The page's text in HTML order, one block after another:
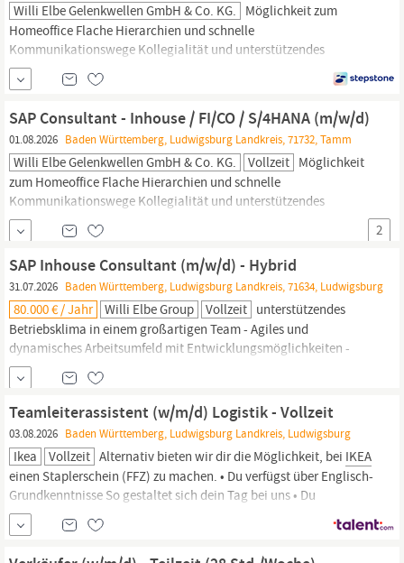
Willi Elbe Gelenkwellen GmbH & Co. KG. Möglichkeit zum
Homeoffice Flache Hierarchien und schnelle
Kommunikationswege Kollegialität und unterstützendes
Betriebsklima in einem großartigen Team Agiles und
dynamisches Arbeitsumfeld mit Entwicklungsmöglichkeiten
Attraktiver Standort in direkter Nähe zur Autobahn sowie zum
Breuningerland Ludwigsburg und IKEAModerne Arbeitsorte
und...
SAP Consultant - Inhouse / FI/CO / S/4HANA (m/w/d)
01.08.2026 Baden Württemberg, Ludwigsburg Landkreis, 71732, Tamm
Willi Elbe Gelenkwellen GmbH & Co. KG. Vollzeit Möglichkeit
zum Homeoffice Flache Hierarchien und schnelle
Kommunikationswege Kollegialität und unterstützendes
Betriebsklima in einem großartigen Team Agiles und
dynamisches Arbeitsumfeld mit Entwicklungsmöglichkeiten
Attraktiver Standort in direkter Nähe zur Autobahn sowie zum
Breuningerland Ludwigsburg undIKEAModerne Arbeitsorte
und...
2
SAP Inhouse Consultant (m/w/d) - Hybrid
31.07.2026 Baden Württemberg, Ludwigsburg Landkreis, 71634, Ludwigsburg
80.000 € / Jahr Willi Elbe Group Vollzeit unterstützendes
Betriebsklima in einem großartigen Team - Agiles und
dynamisches Arbeitsumfeld mit Entwicklungsmöglichkeiten -
Attraktiver Standort in direkter Nähe zur Autobahn sowie zum
Breuningerland Ludwigsburg und
Altersvorsorge und Gesundheitsprogramme - Fahrrad-Leasing -
Zuschuss zu Altersvorsorgewirksamen Leistungen (AVWL)
Teamleiterassistent (w/m/d) Logistik - Vollzeit
03.08.2026 Baden Württemberg, Ludwigsburg Landkreis, Ludwigsburg
Ikea Vollzeit Alternativ bieten wir dir die Möglichkeit, bei IKEA
einen Staplerschein (FFZ) zu machen. • Du verfügst über Englisch-
Grundkenntnisse So gestaltet sich dein Tag bei uns • Du
unterstützt deine:n Teamleiter:in bei der Koordinierung und
Optimierung der verschiedenen Bereiche: Von der
Warenentladung, Warenversorgung bis hin zur